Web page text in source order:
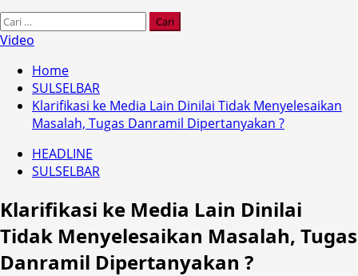
Cari
untuk:
Video
Home
SULSELBAR
Klarifikasi ke Media Lain Dinilai Tidak Menyelesaikan
Masalah, Tugas Danramil Dipertanyakan ?
HEADLINE
SULSELBAR
Klarifikasi ke Media Lain Dinilai
Tidak Menyelesaikan Masalah, Tugas
Danramil Dipertanyakan ?